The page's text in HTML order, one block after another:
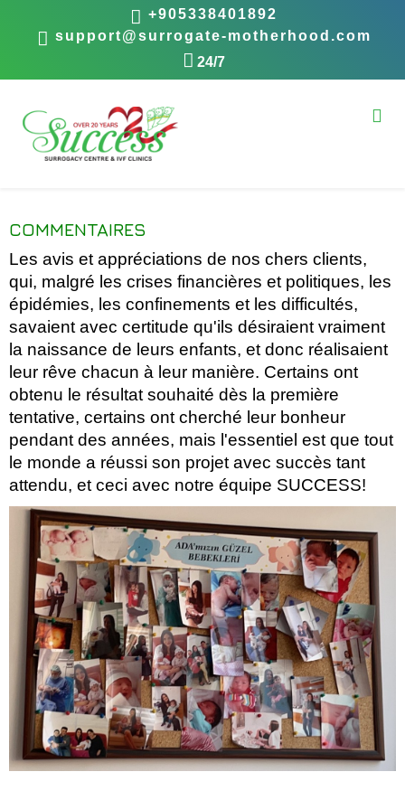
+905338401892
support@surrogate-motherhood.com
24/7
COMMENTAIRES
Les avis et appréciations de nos chers clients,
qui, malgré les crises financières et politiques, les
épidémies, les confinements et les difficultés,
savaient avec certitude qu'ils désiraient vraiment
la naissance de leurs enfants, et donc réalisaient
leur rêve chacun à leur manière. Certains ont
obtenu le résultat souhaité dès la première
tentative, certains ont cherché leur bonheur
pendant des années, mais l'essentiel est que tout
le monde a réussi son projet avec succès tant
attendu, et ceci avec notre équipe SUCCESS!